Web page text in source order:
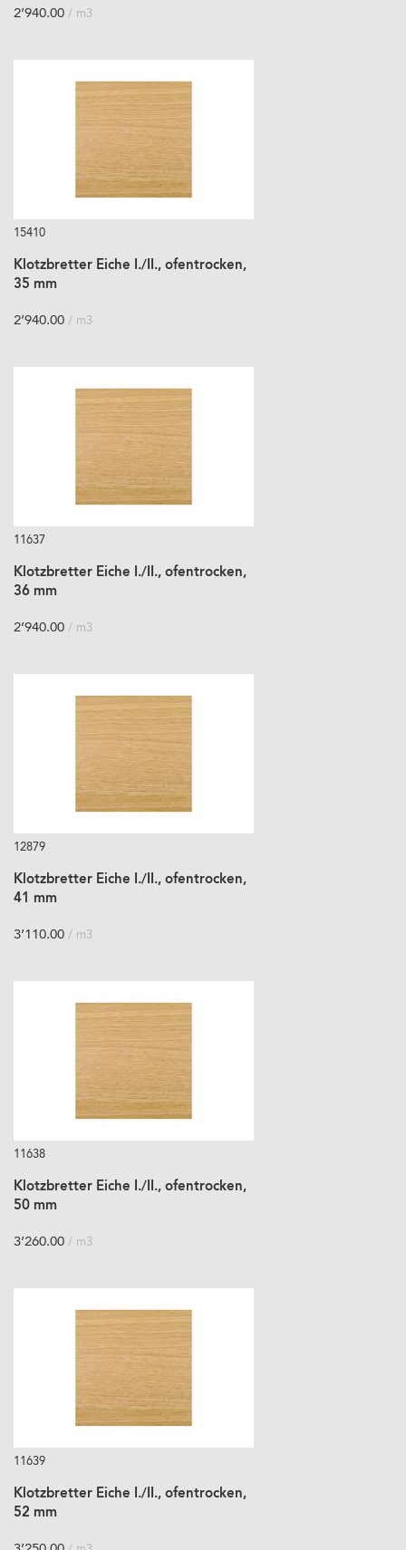
2’940.00 / m3
15410
Klotzbretter Eiche I./II., ofentrocken,
35 mm
2’940.00 / m3
11637
Klotzbretter Eiche I./II., ofentrocken,
36 mm
2’940.00 / m3
12879
Klotzbretter Eiche I./II., ofentrocken,
41 mm
3’110.00 / m3
11638
Klotzbretter Eiche I./II., ofentrocken,
50 mm
3’260.00 / m3
11639
Klotzbretter Eiche I./II., ofentrocken,
52 mm